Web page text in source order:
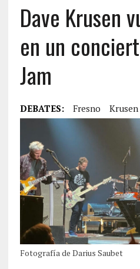
Dave Krusen
en un
Jam
DEBATES: Fresno Krusen
Fotografía de Darius Saubet